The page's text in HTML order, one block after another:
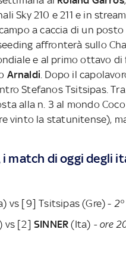
Sky 210 e 211 e in
a caccia di un
affronterà sullo
e al primo ottavo di
Arnaldi. Dopo il
Stefanos Tsitsipas.
alla n. 3 al mondo
vinto la statunitense),
i match di oggi degli
vs [9] Tsitsipas (Gre) -
vs [2] SINNER(Ita) - ore